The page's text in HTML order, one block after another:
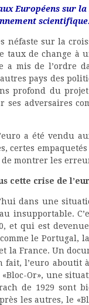
Européens sur
scientifique.
néfaste sur la
taux de change à
a mis de l’ordre
pays des
profond du
ses adversaires
a été vendu
certes
montrer les
cette crise de
dans une
insupportable.
et qui est
le Portugal,
la France. Un
fait, l’euro aboutit
«Bloc-Or», une
de 1929 sont
les autres, le